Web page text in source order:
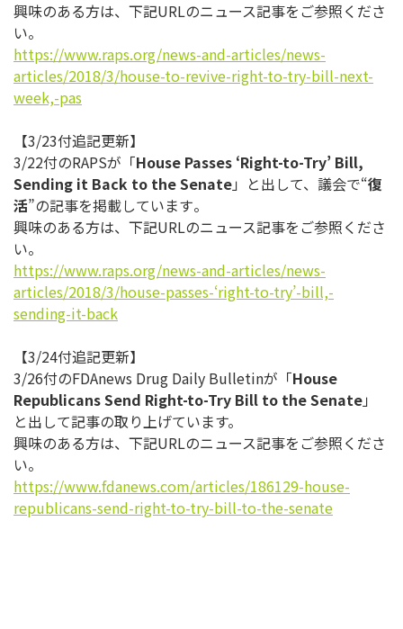
興味のある方は、下記URLのニュース記事をご参照くださ
い。
https://www.raps.org/news-and-articles/news-
articles/2018/3/house-to-revive-right-to-try-bill-next-
week,-pas
【3/23付追記更新】
3/22付のRAPSが「House Passes ‘Right-to-Try’ Bill,
Sending it Back to the Senate」と出して、議会で“復
活”の記事を掲載しています。
興味のある方は、下記URLのニュース記事をご参照くださ
い。
https://www.raps.org/news-and-articles/news-
articles/2018/3/house-passes-‘right-to-try’-bill,-
sending-it-back
【3/24付追記更新】
3/26付のFDAnews Drug Daily Bulletinが「House
Republicans Send Right-to-Try Bill to the Senate」
と出して記事の取り上げています。
興味のある方は、下記URLのニュース記事をご参照くださ
い。
https://www.fdanews.com/articles/186129-house-
republicans-send-right-to-try-bill-to-the-senate